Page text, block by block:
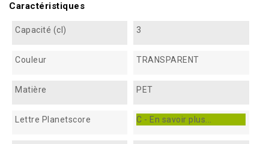
Caractéristiques
Capacité (cl) 3
Couleur TRANSPARENT
Matière PET
Lettre Planetscore C - En savoir plus...